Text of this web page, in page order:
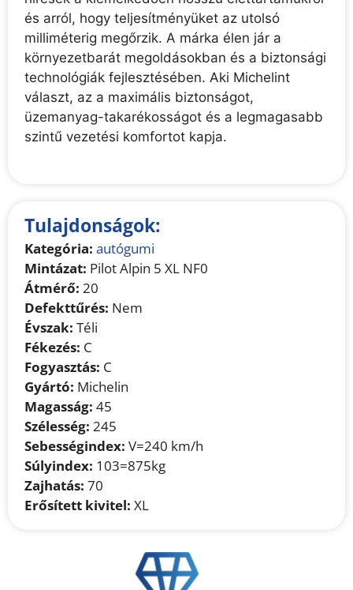
és arról, hogy teljesítményüket az utolsó
milliméterig megőrzik. A márka élen jár a
környezetbarát megoldásokban és a biztonsági
technológiák fejlesztésében. Aki Michelint
választ, az a maximális biztonságot,
üzemanyag-takarékosságot és a legmagasabb
szintű vezetési komfortot kapja.
Tulajdonságok:
Kategória: autógumi
Mintázat: Pilot Alpin 5 XL NF0
Átmérő: 20
Defekttűrés: Nem
Évszak: Téli
Fékezés: C
Fogyasztás: C
Gyártó: Michelin
Magasság: 45
Szélesség: 245
Sebességindex: V=240 km/h
Súlyindex: 103=875kg
Zajhatás: 70
Erősített kivitel: XL